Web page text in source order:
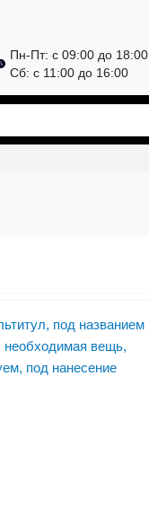
Пн-Пт: с 09:00 до 18:00
Сб: с 11:00 до 16:00